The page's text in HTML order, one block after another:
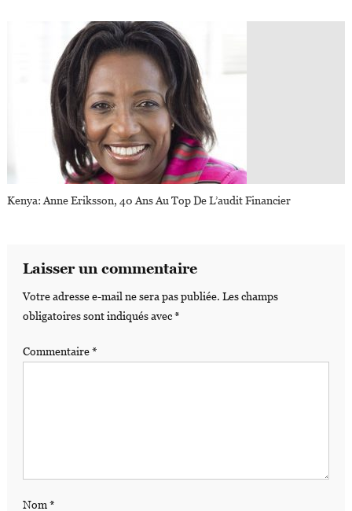
Kenya: Anne Eriksson, 40 Ans Au Top De L’audit Financier
Laisser un commentaire
Votre adresse e-mail ne sera pas publiée. Les champs
obligatoires sont indiqués avec*
Commentaire*
Nom*